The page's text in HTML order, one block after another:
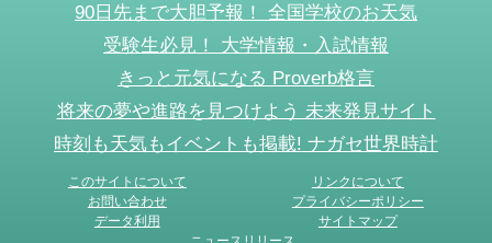
90日先まで大胆予報！ 全国学校のお天気
受験生必見！ 大学情報・入試情報
きっと元気になる Proverb格言
将来の夢や進路を見つけよう 未来発見サイト
時刻も天気もイベントも掲載! ナガセ世界時計
このサイトについて
リンクについて
お問い合わせ
プライバシーポリシー
データ利用
サイトマップ